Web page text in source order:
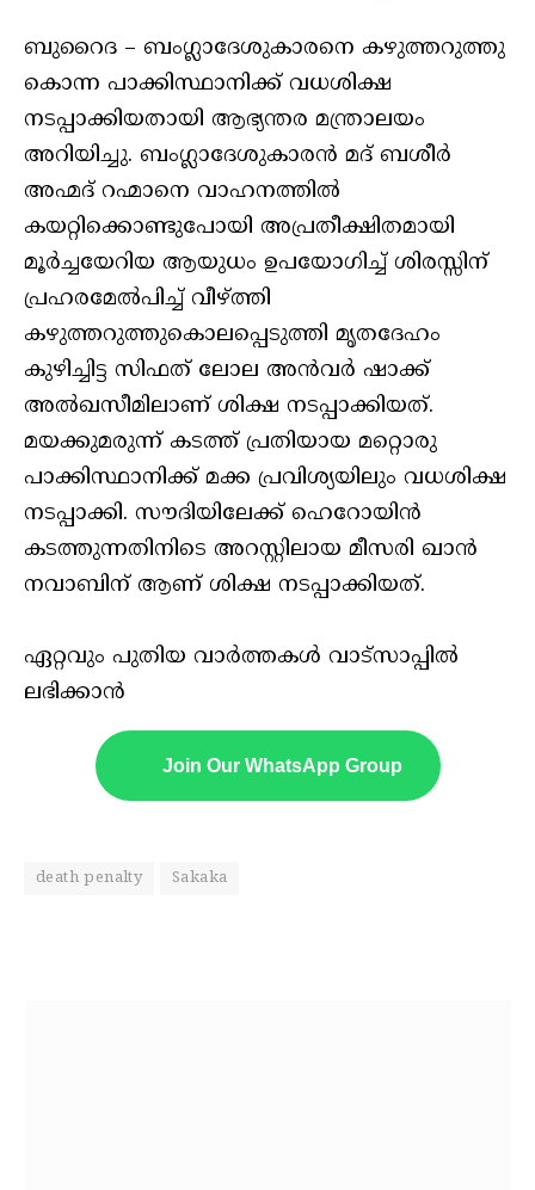
ബുറൈദ – ബംഗ്ലാദേശുകാരനെ കഴുത്തറുത്തു
കൊന്ന പാക്കിസ്ഥാനിക്ക് വധശിക്ഷ
നടപ്പാക്കിയതായി ആഭ്യന്തര മന്ത്രാലയം
അറിയിച്ചു. ബംഗ്ലാദേശുകാരന്‍ മദ് ബശീര്‍
അഹ്മദ് റഹ്മാനെ വാഹനത്തില്‍
കയറ്റിക്കൊണ്ടുപോയി അപ്രതീക്ഷിതമായി
മൂര്‍ച്ചയേറിയ ആയുധം ഉപയോഗിച്ച് ശിരസ്സിന്
പ്രഹരമേല്‍പിച്ച് വീഴ്ത്തി
കഴുത്തറുത്തുകൊലപ്പെടുത്തി മൃതദേഹം
കുഴിച്ചിട്ട സിഫത് ലോല അന്‍വര്‍ ഷാക്ക്
അല്‍ഖസീമിലാണ് ശിക്ഷ നടപ്പാക്കിയത്.
മയക്കുമരുന്ന് കടത്ത് പ്രതിയായ മറ്റൊരു
പാക്കിസ്ഥാനിക്ക് മക്ക പ്രവിശ്യയിലും വധശിക്ഷ
നടപ്പാക്കി. സൗദിയിലേക്ക് ഹെറോയിന്‍
കടത്തുന്നതിനിടെ അറസ്റ്റിലായ മീസരി ഖാന്‍
നവാബിന് ആണ് ശിക്ഷ നടപ്പാക്കിയത്.
ഏറ്റവും പുതിയ വാർത്തകൾ വാട്സാപ്പിൽ
ലഭിക്കാൻ
Join Our WhatsApp Group
death penalty Sakaka